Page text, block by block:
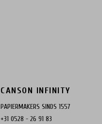
CANSON INFINITY
PAPIERMAKERS SINDS 1557
+31 0528 - 26 91 83